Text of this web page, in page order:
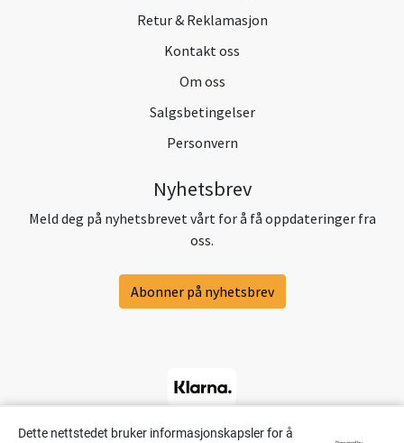
Dette nettstedet bruker informasjonskapsler for å
Retur & Reklamasjon
Kontakt oss
Om oss
Salgsbetingelser
Personvern
Nyhetsbrev
Meld deg på nyhetsbrevet vårt for å få oppdateringer fra
oss.
Abonner på nyhetsbrev